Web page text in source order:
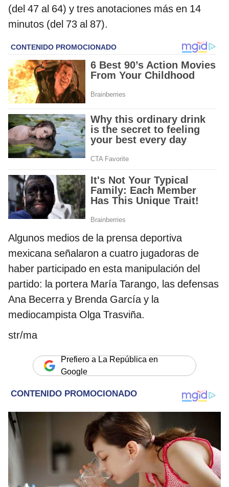
(del 47 al 64) y tres anotaciones más en 14
minutos (del 73 al 87).
Algunos medios de la prensa deportiva
mexicana señalaron a cuatro jugadoras de
haber participado en esta manipulación del
partido: la portera María Tarango, las defensas
Ana Becerra y Brenda García y la
mediocampista Olga Trasviña.
str/ma
Prefiero a La República en
Google